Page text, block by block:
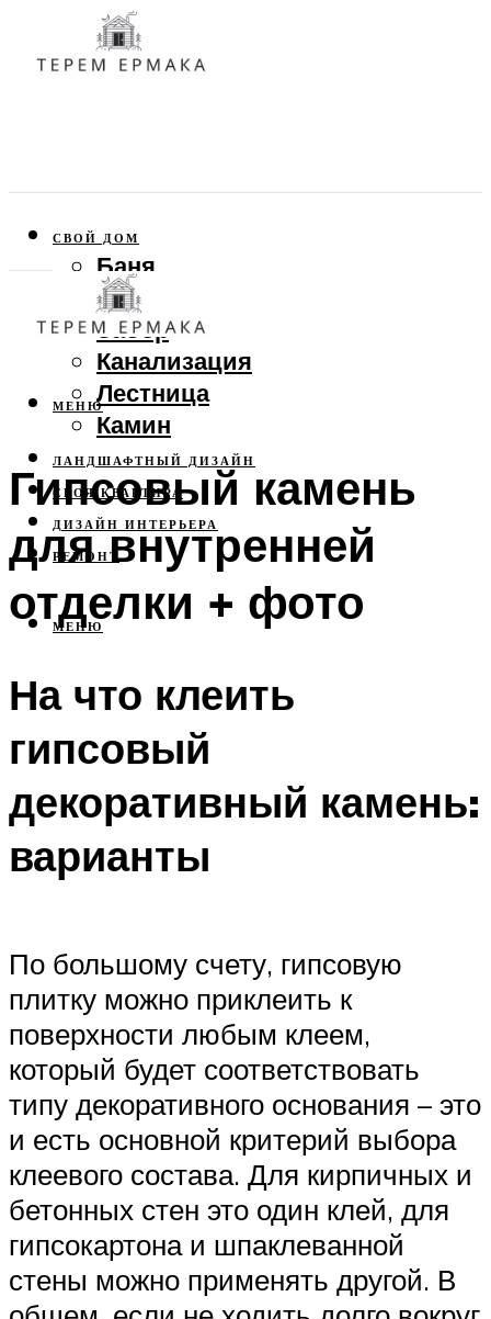
СВОЙ ДОМ
Баня
Веранда
Забор
Канализация
Лестница
Камин
ЛАНДШАФТНЫЙ ДИЗАЙН
СВОЯ КВАРТИРА
ДИЗАЙН ИНТЕРЬЕРА
РЕМОНТ
МЕНЮ
МЕНЮ
Гипсовый камень
для внутренней
отделки + фото
На что клеить
гипсовый
декоративный камень:
варианты
По большому счету, гипсовую
плитку можно приклеить к
поверхности любым клеем,
который будет соответствовать
типу декоративного основания – это
и есть основной критерий выбора
клеевого состава. Для кирпичных и
бетонных стен это один клей, для
гипсокартона и шпаклеванной
стены можно применять другой. В